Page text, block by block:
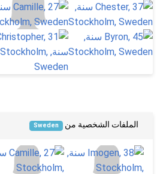
الملفات الشخصية من Sweden